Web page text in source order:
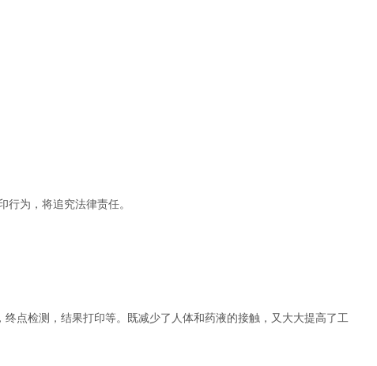
为，将追究法律责任。
点检测，结果打印等。既减少了人体和药液的接触，又大大提高了工